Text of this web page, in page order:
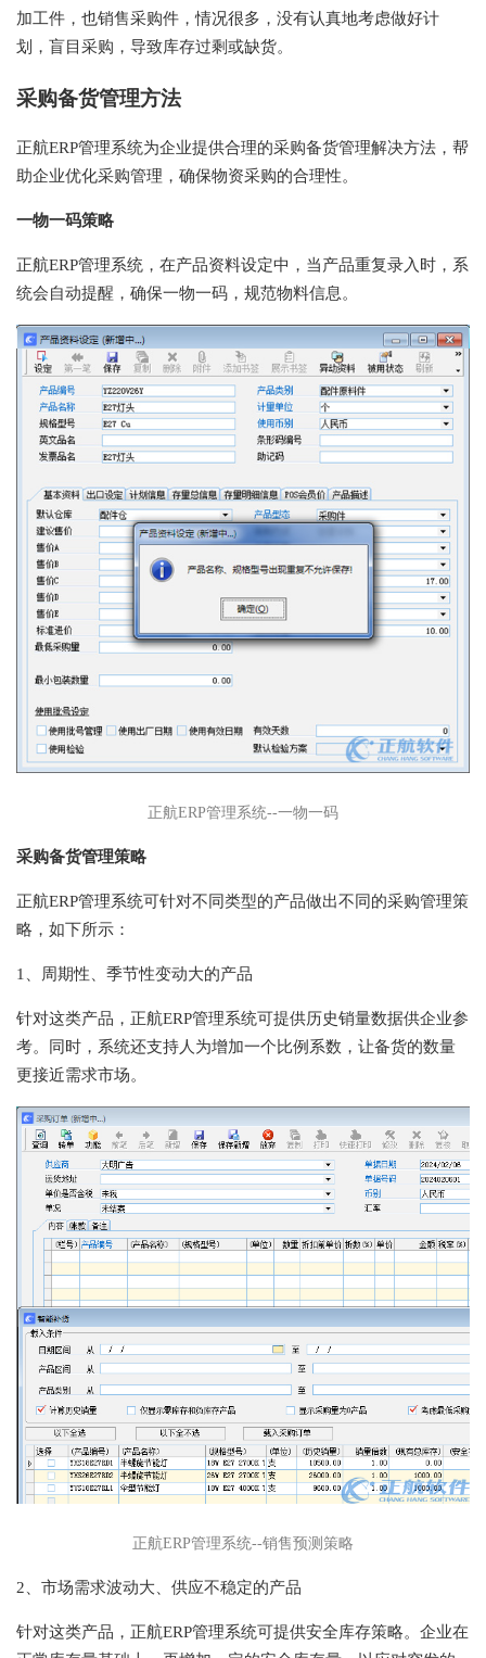
加工件，也销售采购件，情况很多，没有认真地考虑做好计
划，盲目采购，导致库存过剩或缺货。
采购备货管理方法
正航ERP管理系统为企业提供合理的采购备货管理解决方法，帮
助企业优化采购管理，确保物资采购的合理性。
一物一码策略
正航ERP管理系统，在产品资料设定中，当产品重复录入时，系
统会自动提醒，确保一物一码，规范物料信息。
正航ERP管理系统--一物一码
采购备货管理策略
正航ERP管理系统可针对不同类型的产品做出不同的采购管理策
略，如下所示：
1、周期性、季节性变动大的产品
针对这类产品，正航ERP管理系统可提供历史销量数据供企业参
考。同时，系统还支持人为增加一个比例系数，让备货的数量
更接近需求市场。
正航ERP管理系统--销售预测策略
2、市场需求波动大、供应不稳定的产品
针对这类产品，正航ERP管理系统可提供安全库存策略。企业在